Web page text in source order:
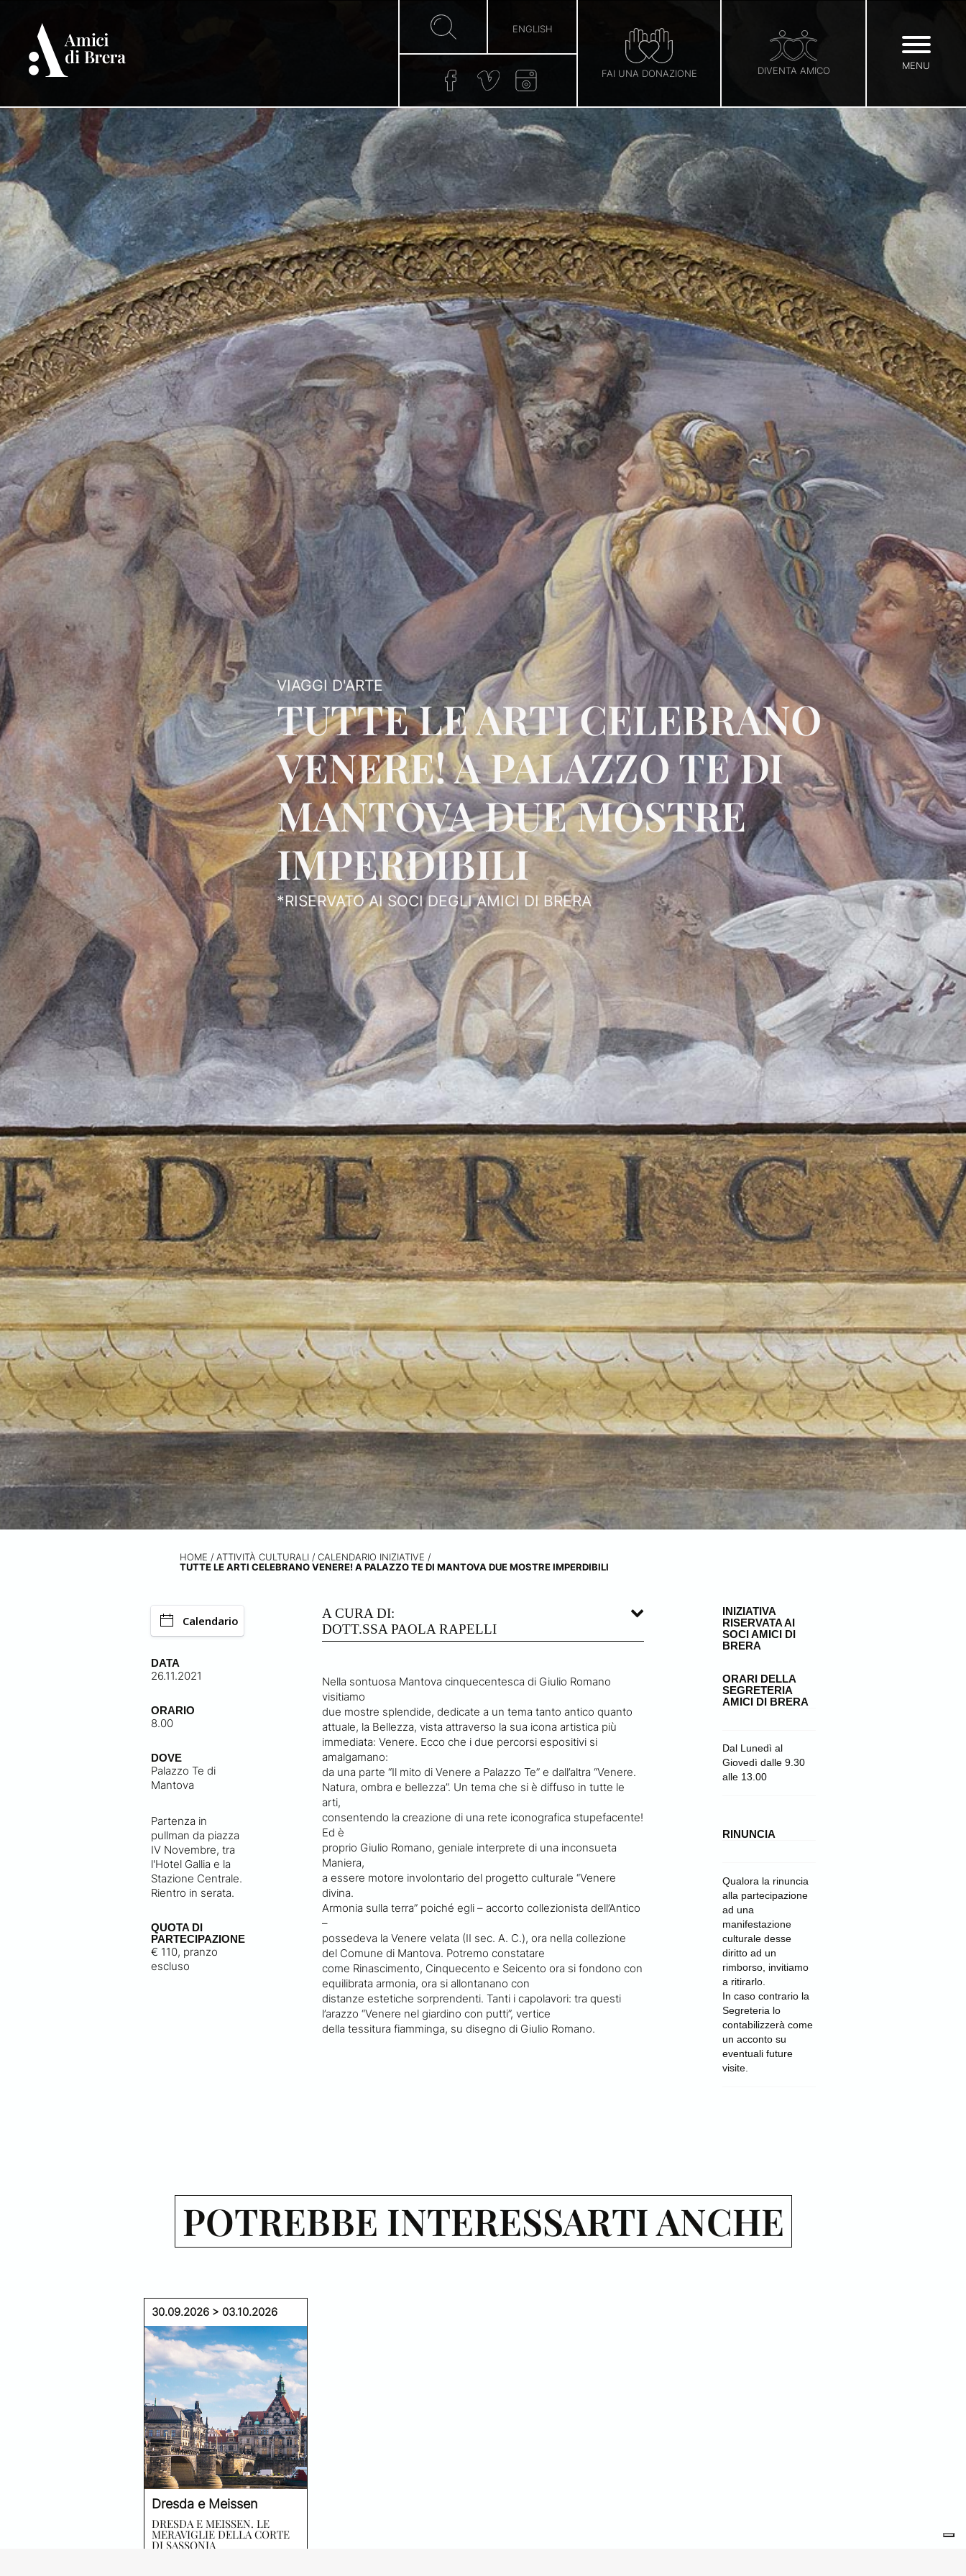
MENU
DIVENTA AMICO
FAI UNA DONAZIONE
ENGLISH
VIAGGI D'ARTE
TUTTE LE ARTI CELEBRANO
VENERE! A PALAZZO TE DI
MANTOVA DUE MOSTRE
IMPERDIBILI
*RISERVATO AI SOCI DEGLI AMICI DI BRERA
HOME / ATTIVITÀ CULTURALI / CALENDARIO INIZIATIVE /
TUTTE LE ARTI CELEBRANO VENERE! A PALAZZO TE DI MANTOVA DUE MOSTRE IMPERDIBILI
Calendario
DATA
26.11.2021
ORARIO
8.00
DOVE
Palazzo Te di
Mantova
Partenza in
pullman da piazza
IV Novembre, tra
l'Hotel Gallia e la
Stazione Centrale.
Rientro in serata.
QUOTA DI
PARTECIPAZIONE
€ 110, pranzo
escluso
A CURA DI:
DOTT.SSA PAOLA RAPELLI
Nella sontuosa Mantova cinquecentesca di Giulio Romano
visitiamo
due mostre splendide, dedicate a un tema tanto antico quanto
attuale, la Bellezza, vista attraverso la sua icona artistica più
immediata: Venere. Ecco che i due percorsi espositivi si
amalgamano:
da una parte “Il mito di Venere a Palazzo Te” e dall’altra “Venere.
Natura, ombra e bellezza”. Un tema che si è diffuso in tutte le
arti,
consentendo la creazione di una rete iconografica stupefacente!
Ed è
proprio Giulio Romano, geniale interprete di una inconsueta
Maniera,
a essere motore involontario del progetto culturale “Venere
divina.
Armonia sulla terra” poiché egli – accorto collezionista dell’Antico
–
possedeva la Venere velata (II sec. A. C.), ora nella collezione
del Comune di Mantova. Potremo constatare
come Rinascimento, Cinquecento e Seicento ora si fondono con
equilibrata armonia, ora si allontanano con
distanze estetiche sorprendenti. Tanti i capolavori: tra questi
l’arazzo “Venere nel giardino con putti”, vertice
della tessitura fiamminga, su disegno di Giulio Romano.
INIZIATIVA
RISERVATA AI
SOCI AMICI DI
BRERA
ORARI DELLA
SEGRETERIA
AMICI DI BRERA
Dal Lunedì al
Giovedì dalle 9.30
alle 13.00
RINUNCIA
Qualora la rinuncia
alla partecipazione
ad una
manifestazione
culturale desse
diritto ad un
rimborso, invitiamo
a ritirarlo.
In caso contrario la
Segreteria lo
contabilizzerà come
un acconto su
eventuali future
visite.
POTREBBE INTERESSARTI ANCHE
30.09.2026 > 03.10.2026
Dresda e Meissen
DRESDA E MEISSEN. LE
MERAVIGLIE DELLA CORTE
DI SASSONIA